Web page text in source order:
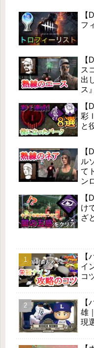
【
フ
【
ス
出
ス
【
彩
と
【
ル
て
ン
【
け
ざ
【
イ
コ
【
雄
現